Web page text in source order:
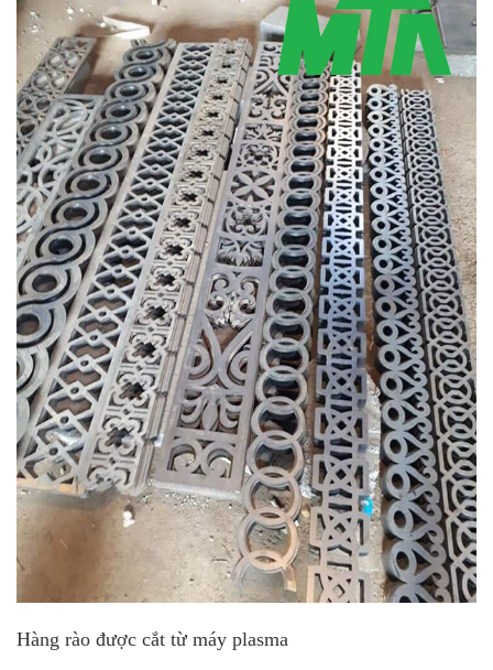
Hàng rào được cắt từ máy plasma